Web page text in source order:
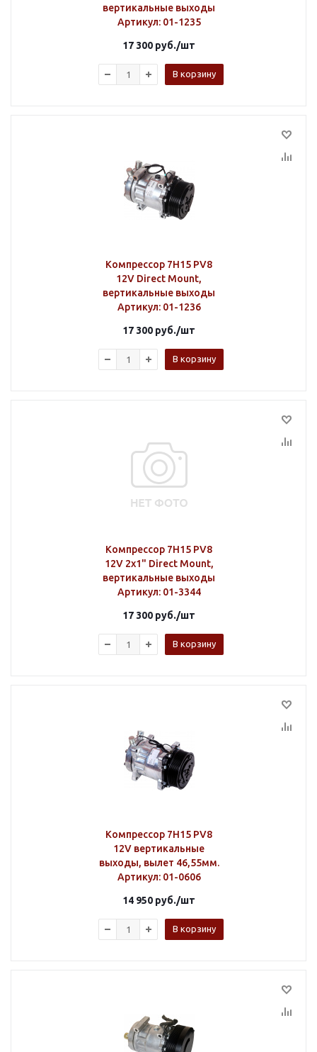
вертикальные выходы
Артикул: 01-1235
17 300 руб./шт
В корзину
Компрессор 7H15 PV8
12V Direct Mount,
вертикальные выходы
Артикул: 01-1236
17 300 руб./шт
В корзину
Компрессор 7H15 PV8
12V 2х1" Direct Mount,
вертикальные выходы
Артикул: 01-3344
17 300 руб./шт
В корзину
Компрессор 7H15 PV8
12V вертикальные
выходы, вылет 46,55мм.
Артикул: 01-0606
14 950 руб./шт
В корзину